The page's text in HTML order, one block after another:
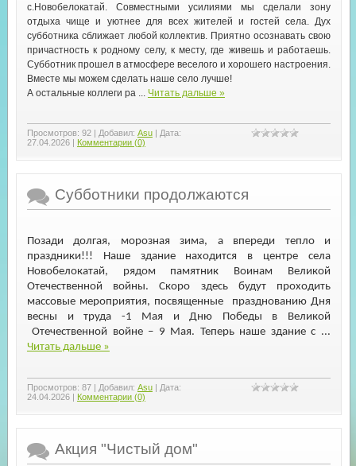
с.Новобелокатай. Совместными усилиями мы сделали зону
отдыха чище и уютнее для всех жителей и гостей села. Дух
субботника сближает любой коллектив. Приятно осознавать свою
причастность к родному селу, к месту, где живешь и работаешь.
Субботник прошел в атмосфере веселого и хорошего настроения.
Вместе мы можем сделать наше село лучше!
А остальные коллеги ра
Читать дальше »
Просмотров: 92| Добавил: Asu| Дата:
27.04.2026 | Комментарии (0)
Субботники продолжаются
Позади долгая, морозная зима, а впереди тепло и
праздники!!! Наше здание находится в центре села
Новобелокатай, рядом памятник Воинам Великой
Отечественной войны. Скоро здесь будут проходить
массовые мероприятия, посвященные празднованию Дня
весны и труда -1 Мая и Дню Победы в Великой
Отечественной войне – 9 Мая. Теперь наше здание с ...
Читать дальше »
Просмотров: 87| Добавил: Asu| Дата:
24.04.2026 | Комментарии (0)
Акция "Чистый дом"